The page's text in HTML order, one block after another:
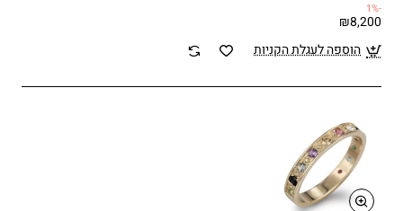
-1%
₪8,200
הוספה לעגלת הקניות